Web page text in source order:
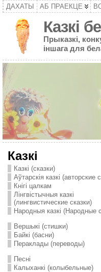
ДАХАТЫ АБ ПРАЕКЦЕ
Казкі
Прыказкі,
іншага для
Казкі
Казкі (сказки)
Аўтарскія казкі (авторские
Кнігі цалкам
Лінгвістычныя казкі
(лингвистические сказки)
Народныя казкі (Народные
Вершыкі (стишки)
Байкі (басни)
Пераклады (переводы)
Песні
Калыханкі (колыбельные)